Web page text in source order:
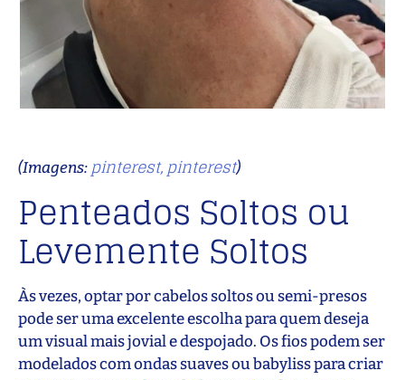
(Imagens:pinterest,pinterest)
Penteados Soltos ou
Levemente Soltos
Às vezes, optar por cabelos soltos ou semi-presos
pode ser uma excelente escolha para quem deseja
um visual mais jovial e despojado. Os fios podem ser
modelados com ondas suaves ou babyliss para criar